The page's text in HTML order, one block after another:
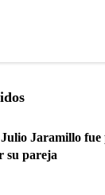
Jaramillo fue
su pareja